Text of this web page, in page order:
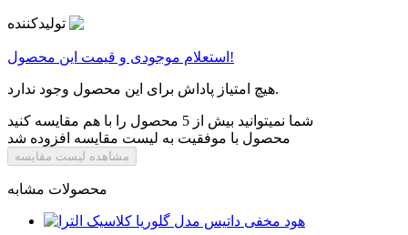
تولیدکننده
استعلام موجودی و قیمت این محصول!
هیچ امتیاز پاداش برای این محصول وجود ندارد.
شما نمیتوانید بیش از 5 محصول را با هم مقایسه کنید
محصول با موفقیت به لیست مقایسه افزوده شد
مشاهده لیست مقایسه
محصولات مشابه